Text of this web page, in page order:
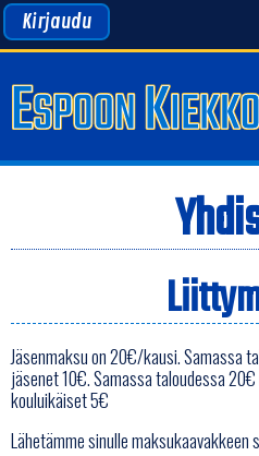
Kirjaudu
Jäsenmaksu on 20€/kausi. Samassa
jäsenet 10€. Samassa taloudessa
kouluikäiset 5€
Lähetämme sinulle maksukaavakkeen